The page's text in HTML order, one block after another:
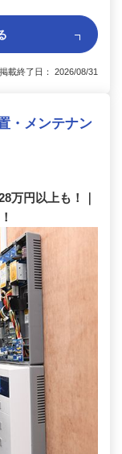
終了日： 2026/08/31
・メンテナン
万円以上も！｜